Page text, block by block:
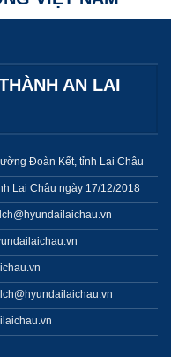
AN LAI
Đoàn Kết, tỉnh Lai Châu
Lai Châu ngày 17/12/2018